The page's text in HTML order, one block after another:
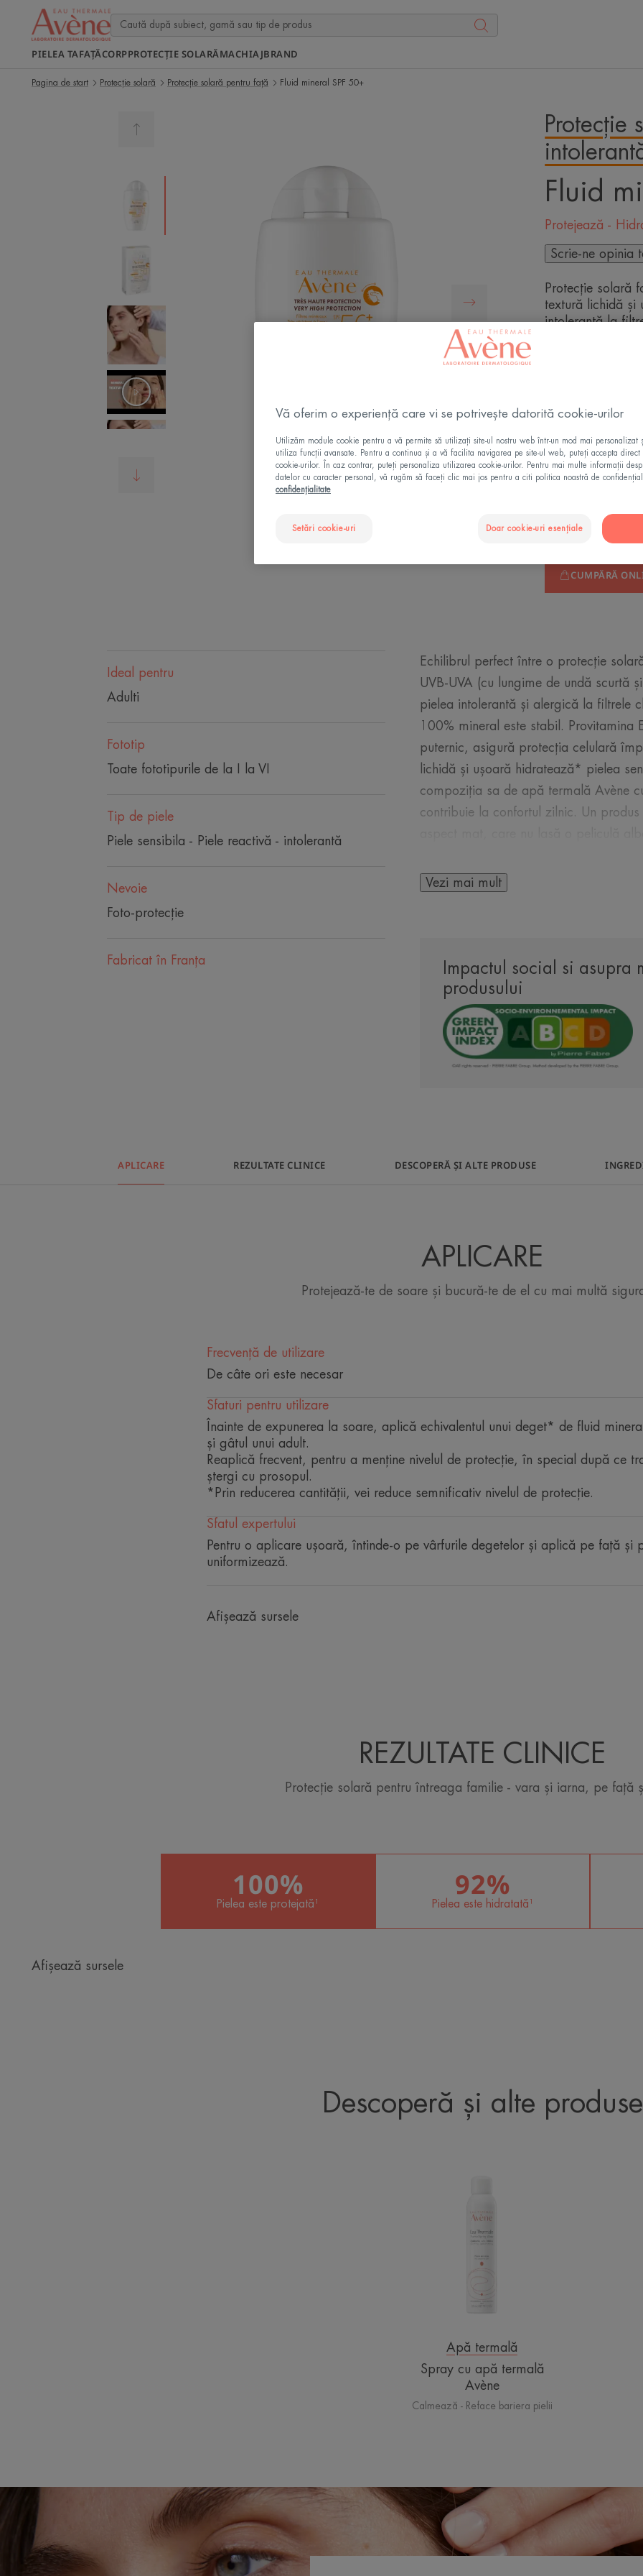
PIELEA TAFAȚĂCORPPROTECȚIE SOLARĂMACHIAJBRAND
Pagina de start Protecție solară Protecție solară pentru față Fluid mineral SPF 50+
Protecție
Fluid
Protejează -
Scrie-ne opinia
Protecție solară
textură lichidă și
intolerantă la
100% mineral
100% mineral,
Flacon
40ml
CUMPĂRĂ
Ideal pentru
Adulti
Fototip
Toate fototipurile de la I la VI
Tip de piele
Piele sensibila - Piele reactivă - intolerantă
Nevoie
Foto-protecție
Fabricat în Franţa
Echilibrul perfect între o protecție
UVB-UVA (cu lungime de undă scurtă
pielea intolerantă și alergică la filtrele
100% mineral este stabil. Provitamina
puternic, asigură protecția celulară
lichidă și ușoară hidratează* pielea
compoziția sa de apă termală Avène
contribuie la confortul zilnic. Un
CÂTEVA CUVINTE DE
Îmbină o
ridicată, 100%
ecranelor
Textură ușoară, lichidă, care
• 100% MINERAL
• FĂRĂ PARFUM: pentru un respect
• FĂRĂ PELICULĂ ALBĂ: pentru un
Vezi mai mult
Impactul social si asupra
produsului
APLICARE REZULTATE CLINICE DESCOPERĂ ȘI ALTE PRODUSE
APLICARE
Protejează-te de soare și bucură-te de el cu mai multă
Frecvență de utilizare
De câte ori este necesar
Sfaturi pentru utilizare
Înainte de expunerea la soare, aplică echivalentul unui deget* de fluid
și gâtul unui adult.
Reaplică frecvent, pentru a menține nivelul de protecție, în special după ce
ștergi cu prosopul.
*Prin reducerea cantității, vei reduce semnificativ nivelul de protecție.
Sfatul expertului
Pentru o aplicare ușoară, întinde-o pe vârfurile degetelor și aplică pe față și
uniformizează.
Afișează sursele
REZULTATE CLINICE
Protecție solară pentru întreaga familie - vara și iarna, pe față
100%
Pielea este protejată¹
92%
Pielea este hidratată¹
Afișează sursele
Descoperă și alte produse
termală
Avène
Apă termală
Spray cu apă termală
Avène
Calmează - Reface bariera pielii
Vă oferim o experiență care vi se potrivește datorită cookie-urilor
Utilizăm module cookie pentru a vă permite să utilizați site-ul nostru web într-un mod mai personalizat
utiliza funcții avansate. Pentru a continua și a vă facilita navigarea pe site-ul web, puteți accepta direct
cookie-urilor. În caz contrar, puteți personaliza utilizarea cookie-urilor. Pentru mai multe informații
datelor cu caracter personal, vă rugăm să faceți clic mai jos pentru a citi politica noastră de
confidențialitate
Setări cookie-uri Doar cookie-uri esențiale